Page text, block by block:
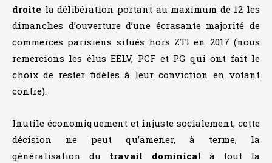
droite la délibération portant au maximum de 12 les
dimanches d’ouverture d’une écrasante majorité de
commerces parisiens situés hors ZTI en 2017 (nous
remercions les élus EELV, PCF et PG qui ont fait le
choix de rester fidèles à leur conviction en votant
contre).
Inutile économiquement et injuste socialement, cette
décision ne peut qu’amener, à terme, la
généralisation du travail dominical à tout la